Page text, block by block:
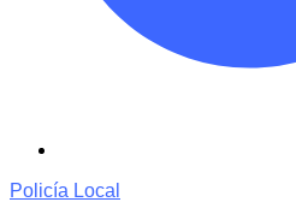
Policía Local